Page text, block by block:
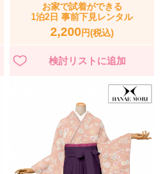
お家で試着ができる
1泊2日 事前下見レンタル
2,200円(税込)